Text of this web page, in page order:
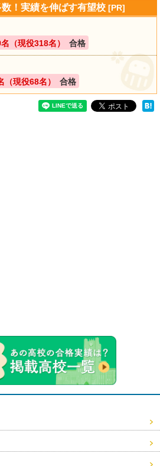
！実績を伸ばす有望校 [PR]
（現役318名） 合格
（現役68名） 合格